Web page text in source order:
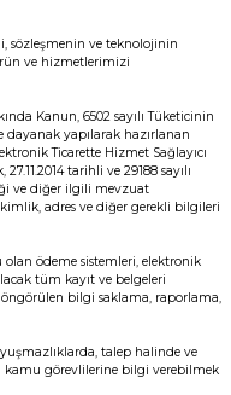
sözleşmenin ve teknolojinin
ve hizmetlerimizi
Kanun, 6502 sayılı Tüketicinin
dayanak yapılarak hazırlanan
Ticarette Hizmet Sağlayıcı
tarihli ve 29188 sayılı
ve diğer ilgili mevzuat
adres ve diğer gerekli bilgileri
olan ödeme sistemleri, elektronik
tüm kayıt ve belgeleri
bilgi saklama, raporlama,
talep halinde ve
kamu görevlilerine bilgi verebilmek